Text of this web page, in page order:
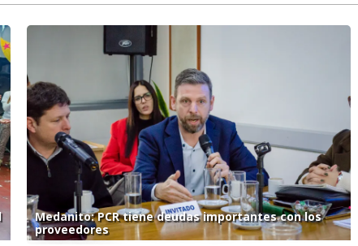
Medanito: PCR tiene deudas importantes con los
proveedores